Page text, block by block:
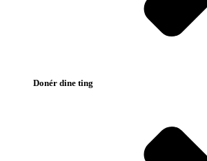
Donér dine ting